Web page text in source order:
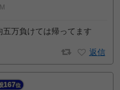
万負けては帰ってます
返信
167位